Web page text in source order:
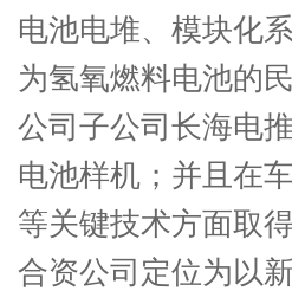
电池电堆、模块化
为氢氧燃料电池的
公司子公司长海电
电池样机；并且在
等关键技术方面取
合资公司定位为以